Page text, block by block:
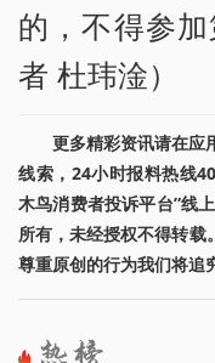
的，不得参
者 杜玮淦）
更多精彩资讯请在应
线索，24小时报料热线
木鸟消费者投诉平台”线
所有，未经授权不得转
尊重原创的行为我们将追